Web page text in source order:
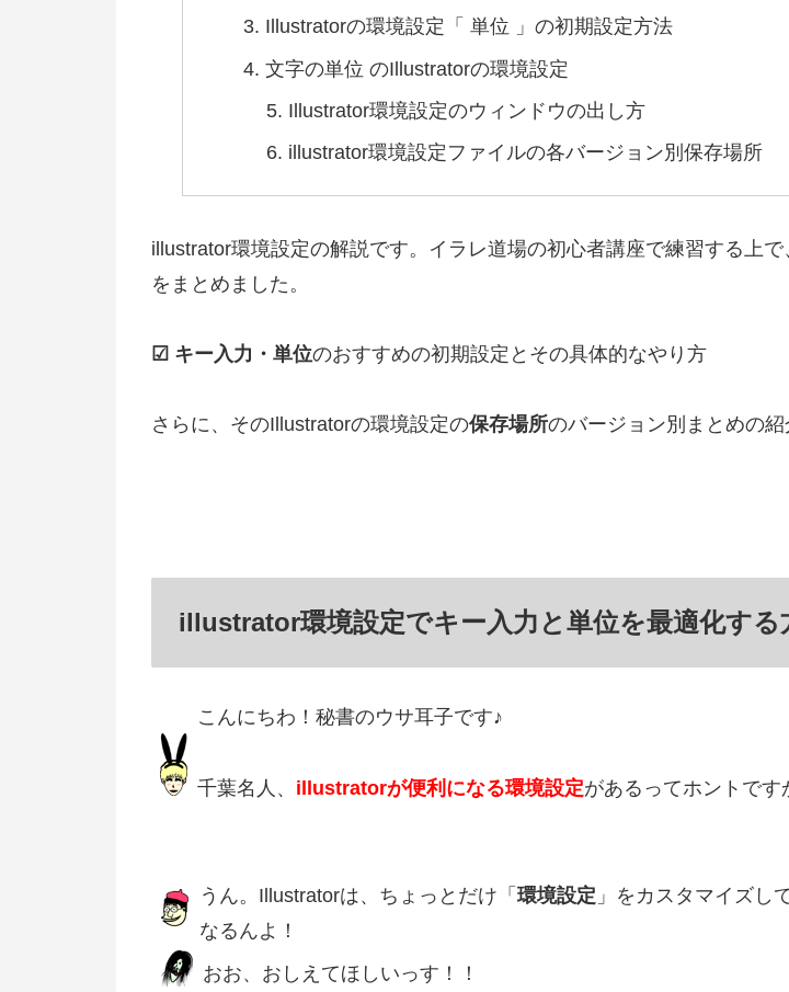
Illustratorの環境設定「 単位 」の初期設定方法
文字の単位 のIllustratorの環境設定
Illustrator環境設定のウィンドウの出し方
illustrator環境設定ファイルの各バージョン別保存場所
illustrator環境設定の解説です。イラレ道場の初心者講座で練習する上で
をまとめました。
☑ キー入力・単位のおすすめの初期設定とその具体的なやり方
さらに、そのIllustratorの環境設定の保存場所のバージョン別まとめの紹
illustrator環境設定でキー入力と単位を最適化する
こんにちわ！秘書のウサ耳子です♪
千葉名人、 illustratorが便利になる環境設定があるってホントです
うん。Illustratorは、ちょっとだけ「 環境設定 」をカスタマイズし
なるんよ！
おお、おしえてほしいっす！！